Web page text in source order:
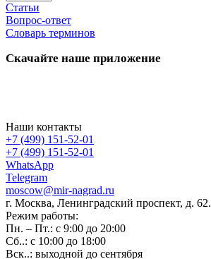
Статьи
Вопрос-ответ
Словарь терминов
Скачайте наше приложение
Наши контакты
+7 (499) 151-52-01
+7 (499) 151-52-01
WhatsApp
Telegram
moscow@mir-nagrad.ru
г. Москва, Ленинградский проспект, д. 62.
Режим работы:
Пн. – Пт.: с 9:00 до 20:00
Сб..: с 10:00 до 18:00
Вск..: выходной до сентября